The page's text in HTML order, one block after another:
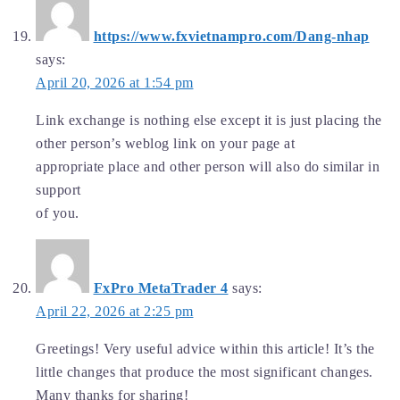
https://www.fxvietnampro.com/Dang-nhap
says:
April 20, 2026 at 1:54 pm
Link exchange is nothing else except it is just placing the
other person’s weblog link on your page at
appropriate place and other person will also do similar in
support
of you.
FxPro MetaTrader 4 says:
April 22, 2026 at 2:25 pm
Greetings! Very useful advice within this article! It’s the
little changes that produce the most significant changes.
Many thanks for sharing!